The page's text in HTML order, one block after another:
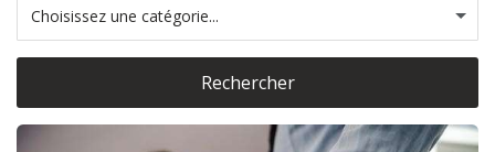
Choisissez une catégorie...
Rechercher